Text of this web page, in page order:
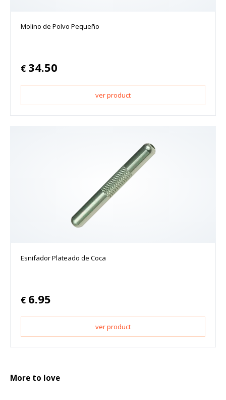
Molino de Polvo Pequeño
€ 34.50
ver product
Esnifador Plateado de Coca
€ 6.95
ver product
More to love